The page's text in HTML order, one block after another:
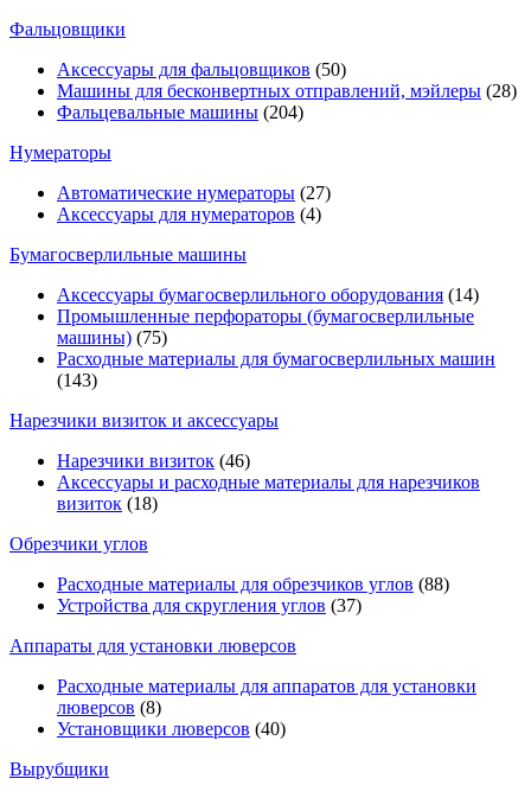
Фальцовщики
Аксессуары для фальцовщиков (50)
Машины для бесконвертных отправлений, мэйлеры (28)
Фальцевальные машины (204)
Нумераторы
Автоматические нумераторы (27)
Аксессуары для нумераторов (4)
Бумагосверлильные машины
Аксессуары бумагосверлильного оборудования (14)
Промышленные перфораторы (бумагосверлильные
машины) (75)
Расходные материалы для бумагосверлильных машин
(143)
Нарезчики визиток и аксессуары
Нарезчики визиток (46)
Аксессуары и расходные материалы для нарезчиков
визиток (18)
Обрезчики углов
Расходные материалы для обрезчиков углов (88)
Устройства для скругления углов (37)
Аппараты для установки люверсов
Расходные материалы для аппаратов для установки
люверсов (8)
Установщики люверсов (40)
Вырубщики